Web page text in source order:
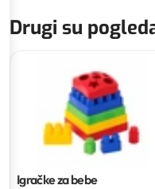
Drugi su
Igračke za bebe